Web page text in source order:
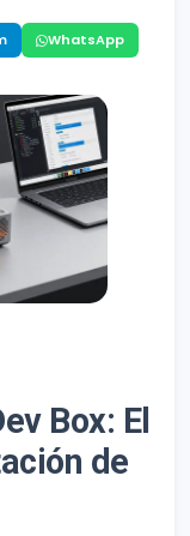
WhatsApp
Box: El
de